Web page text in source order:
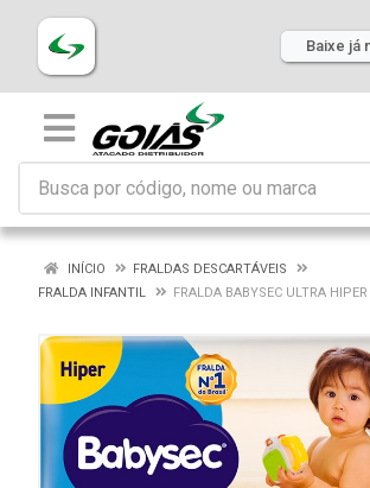
Baixe já
INÍCIO
FRALDAS DESCARTÁVEIS
FRALDA INFANTIL
FRALDA BABYSEC ULTRA